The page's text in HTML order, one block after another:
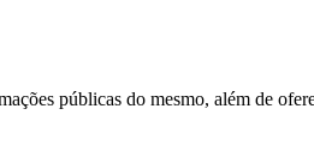
públicas do mesmo, além de